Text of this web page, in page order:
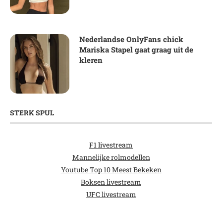
Nederlandse OnlyFans chick
Mariska Stapel gaat graag uit de
kleren
STERK SPUL
F1 livestream
Mannelijke rolmodellen
Youtube Top 10 Meest Bekeken
Boksen livestream
UFC livestream